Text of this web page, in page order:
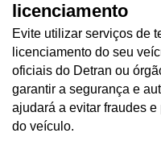
licenciamento
Evite utilizar serviços de
licenciamento do seu
oficiais do Detran ou
garantir a segurança e
ajudará a evitar fraudes
do veículo.